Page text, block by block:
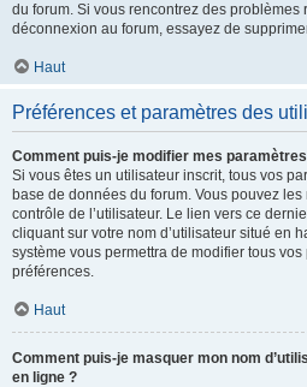
du forum. Si vous rencontrez des problèmes
déconnexion au forum, essayez de
Haut
Préférences et paramètres des
Comment puis-je modifier mes
Si vous êtes un utilisateur inscrit, tous vos
base de données du forum. Vous pouvez
contrôle de l’utilisateur. Le lien vers ce
cliquant sur votre nom d’utilisateur situé en
système vous permettra de modifier tous
préférences.
Haut
Comment puis-je masquer mon nom
en ligne ?